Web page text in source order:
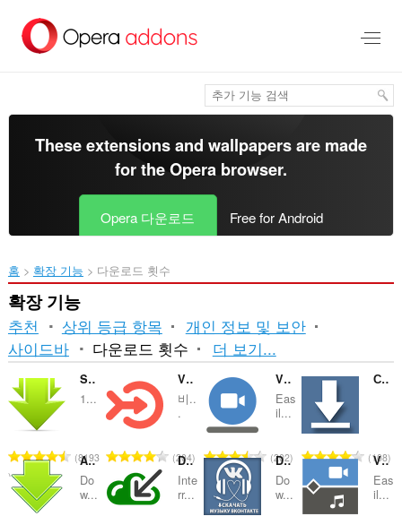
건
These extensions and wallpapers are made
for theOpera browser.
Opera 다운로드 Free for Android
홈 확장 기능 다운로드 횟수
확장 기능
추천 상위 등급 항목
개인 정보 및 보안
사이드바
다운로드 횟수
분
류
및
범
주
더 보기...
SaveFrom.net helper
1...
총
등
급
8193
Video Hunter Downloader
비..
.
총
등
급
204
Video Downloader Prime
Eas
il...
총
등
급
202
Скачать музыку с ВК
총
등
급
108
Any Media Downloader
Do
w...
Download with Internet Download Manager (IDM)
Inte
rr...
Download music from Vkontakte (vk.com)
Do
w...
Video & Audio Downloader
Eas
il...